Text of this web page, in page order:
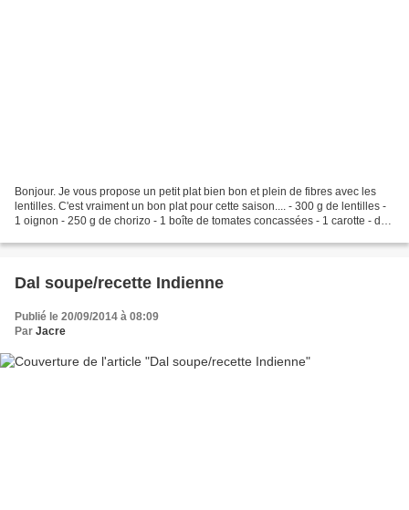
Bonjour. Je vous propose un petit plat bien bon et plein de fibres avec les
lentilles. C'est vraiment un bon plat pour cette saison.... - 300 g de lentilles -
1 oignon - 250 g de chorizo - 1 boîte de tomates concassées - 1 carotte - du
Dal soupe/recette Indienne
Publié le 20/09/2014 à 08:09
Par Jacre